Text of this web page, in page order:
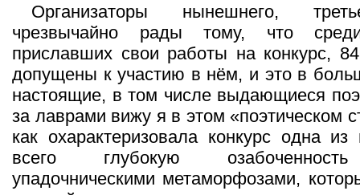
Организаторы нынешнего,
чрезвычайно рады тому, что
приславших свои работы на конкурс,
допущены к участию в нём, и это в
настоящие, в том числе выдающиеся
за лаврами вижу я в этом «поэтическом
как охарактеризовала конкурс одна
всего глубокую
упадочническими метаморфозами,